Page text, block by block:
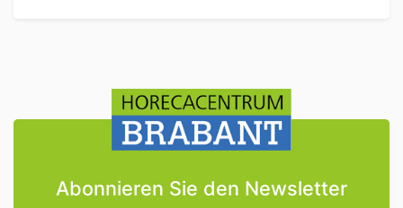
Abonnieren Sie den Newsletter